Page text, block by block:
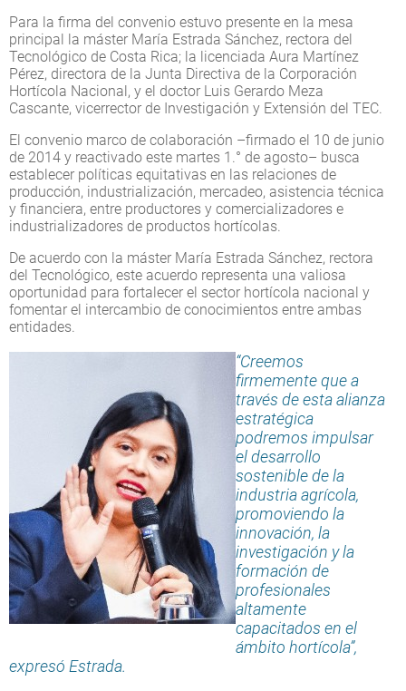
Para la firma del convenio estuvo presente en la mesa
principal la máster María Estrada Sánchez, rectora del
Tecnológico de Costa Rica; la licenciada Aura Martínez
Pérez, directora de la Junta Directiva de la Corporación
Hortícola Nacional, y el doctor Luis Gerardo Meza
Cascante, vicerrector de Investigación y Extensión del TEC.
El convenio marco de colaboración –firmado el 10 de junio
de 2014 y reactivado este martes 1.° de agosto– busca
establecer políticas equitativas en las relaciones de
producción, industrialización, mercadeo, asistencia técnica
y financiera, entre productores y comercializadores e
industrializadores de productos hortícolas.
De acuerdo con la máster María Estrada Sánchez, rectora
del Tecnológico, este acuerdo representa una valiosa
oportunidad para fortalecer el sector hortícola nacional y
fomentar el intercambio de conocimientos entre ambas
entidades.
“Creemos
firmemente que a
través de esta alianza
estratégica
podremos impulsar
el desarrollo
sostenible de la
industria agrícola,
promoviendo la
innovación, la
investigación y la
formación de
profesionales
altamente
capacitados en el
ámbito hortícola”,
expresó Estrada.